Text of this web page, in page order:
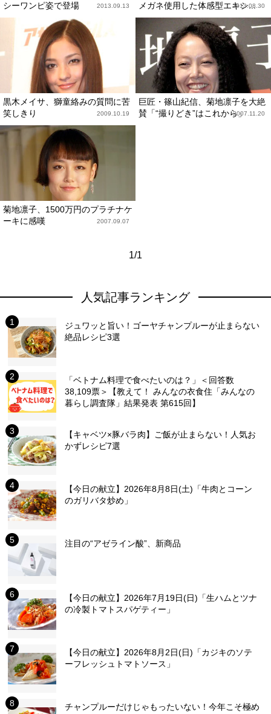
シーワンピ姿で登場
2013.09.13
メガネ使用した体感型エキシ...
2013.08.30
黒木メイサ、獅童絡みの質問に苦
笑しきり
2009.10.19
巨匠・篠山紀信、菊地凛子を大絶
賛「“撮りどき”はこれから」2007.11.20
菊地凛子、1500万円のプラチナケ
ーキに感嘆
2007.09.07
1/1
人気記事ランキング
ジュワッと旨い！ゴーヤチャンプルーが止まらない
絶品レシピ3選
「ベトナム料理で食べたいのは？」＜回答数
38,109票＞【教えて！ みんなの衣食住「みんなの
暮らし調査隊」結果発表 第615回】
【キャベツ×豚バラ肉】ご飯が止まらない！人気お
かずレシピ7選
【今日の献立】2026年8月8日(土)「牛肉とコーン
のガリバタ炒め」
注目の“アゼライン酸”、新商品
【今日の献立】2026年7月19日(日)「生ハムとツナ
の冷製トマトスパゲティー」
【今日の献立】2026年8月2日(日)「カジキのソテ
ーフレッシュトマトソース」
チャンプルーだけじゃもったいない！今年こそ極め